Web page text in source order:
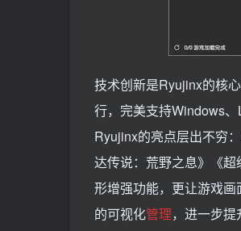
技术创新是Ryujinx的核
行，完美支持Windows
Ryujinx的亮点层出不穷
达传说：荒野之息》《
形增强功能，更让游戏
的可视化管理，进一步提